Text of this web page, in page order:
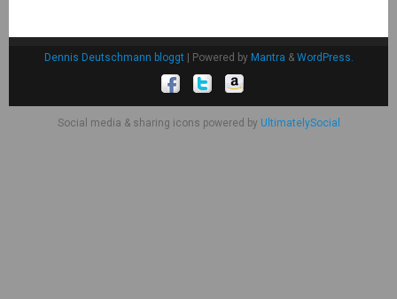
Dennis Deutschmann bloggt| Powered by Mantra & WordPress.
Social media & sharing icons powered by UltimatelySocial